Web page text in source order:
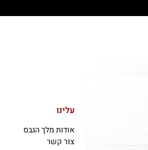
עלינו
אודות מלך הגבס
צור קשר